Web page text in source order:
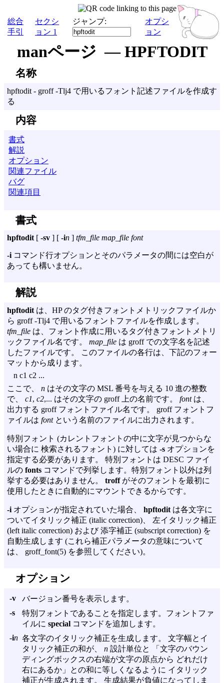
総合
手引
セクシ
ョン 1
ジャンプ:
オプシ
ョン
manページ — HPFTODIT
名称
hpftodit - groff -Tlj4 で用いるフォント記述ファイルを作成す
る
内容
書式
解説
オプション
関連ファイル
バグ
関連項目
書式
hpftodit [ -sv ] [ -in ] tfm_file map_file font
-i コマンド行オプションとそのパラメータの間には空白が
あっても構いません。
解説
hpftodit は、HP のタグ付きフォントメトリックファイルか
ら groff -Tlj4 で用いるフォントファイルを作成します。
tfm_file は、フォント作成に用いるタグ付きフォントメトリ
ックファイル名です。 map_file は groff での文字名を記述
したファイルです。 このファイルの各行は、下記のフォー
マットから成ります。
n c1 c2 ...
ここで、 n はその文字の MSL 番号を与える 10 進の整数
で、 c1, c2,... はその文字の groff 上の名前です。 fontは、
出力する groff フォントファイル名です。 groff フォントフ
ァイルは fontという名前のファイルに出力されます。
特別フォント (カレントフォントの中に文字が見つからな
い場合に 検索されるフォント) に対しては -s オプションを
指定する必要があります。 特別フォントは DESC ファイ
ルの fonts コマンドで列挙します。特別フォント以外は列
挙する必要はありません。 troffがそのフォントを最初に
使用したときに自動的にマウントできるからです。
-i オプションが指定されていた場合、 hpftodit は各文字に
ついてイタリック補正 (italic correction)、 左イタリック補正
(left italic correction) および 添字補正 (subscript correction) を
自動生成します (これら補正パラメータの意味について
は、 groff_font(5) を参照してください)。
オプション
-v
バージョン番号を表示します。
-s
特別フォントであることを指定します。フォントファ
イルに special コマンドを追加します。
-in 各文字のイタリック補正を生成します。 文字幅とイ
タリック補正の和が、 n 設計単位と 「文字のバウン
ディングボックスの右端が文字の原点から どれだけ
右にあるか」との和に等しくなるように イタリック
補正が生成されます。 生成結果が負値になってしま